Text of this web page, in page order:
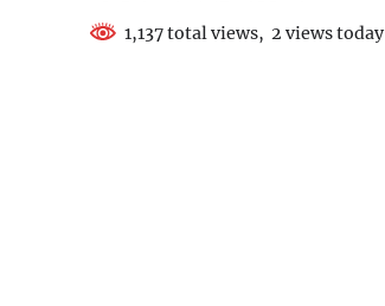
1,137 total views, 2 views today